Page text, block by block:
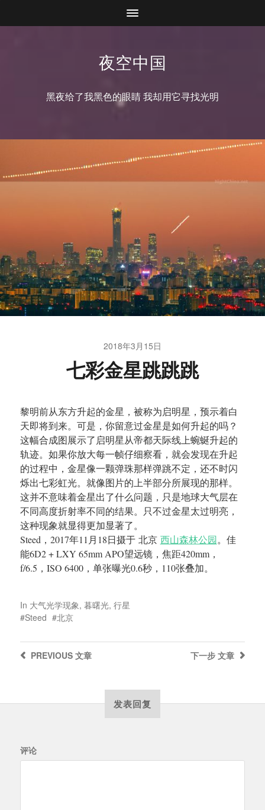
夜空中国
黑夜给了我黑色的眼睛 我却用它寻找光明
2018年3月15日
七彩金星跳跳跳
黎明前从东方升起的金星，被称为启明星，预示着白
天即将到来。可是，你留意过金星是如何升起的吗？
这幅合成图展示了启明星从帝都天际线上蜿蜒升起的
轨迹。如果你放大每一帧仔细察看，就会发现在升起
的过程中，金星像一颗弹珠那样弹跳不定，还不时闪
烁出七彩虹光。就像图片的上半部分所展现的那样。
这并不意味着金星出了什么问题，只是地球大气层在
不同高度折射率不同的结果。只不过金星太过明亮，
这种现象就显得更加显著了。
Steed，2017年11月18日摄于 北京 西山森林公园。佳
能6D2 + LXY 65mm APO望远镜，焦距420mm，
f/6.5，ISO 6400，单张曝光0.6秒，110张叠加。
In 大气光学现象, 暮曙光, 行星
Steed
北京
下一步 文章
PREVIOUS文章
发表回复
评论